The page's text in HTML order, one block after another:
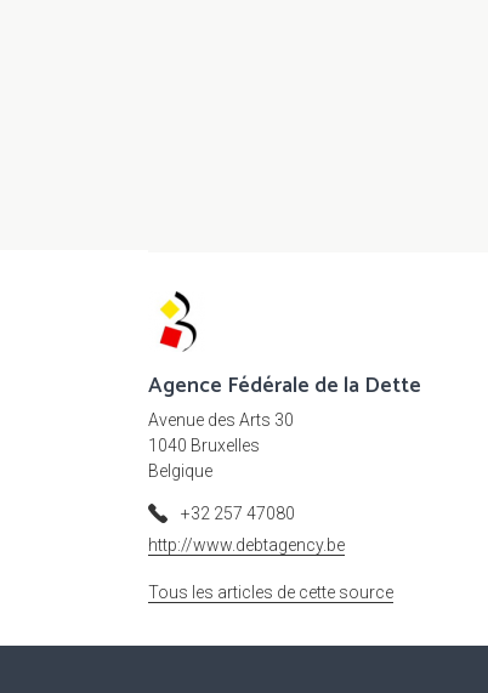
Agence Fédérale de la Dette
Avenue des Arts 30
1040 Bruxelles
Belgique
+32 257 47080
http://www.debtagency.be
Tous les articles de cette source